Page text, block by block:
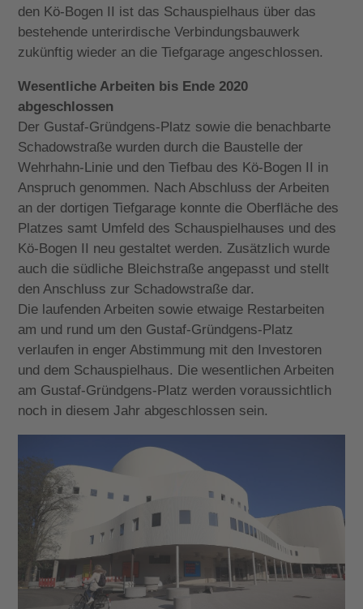
den Kö-Bogen II ist das Schauspielhaus über das
bestehende unterirdische Verbindungsbauwerk
zukünftig wieder an die Tiefgarage angeschlossen.
Wesentliche Arbeiten bis Ende 2020
abgeschlossen
Der Gustaf-Gründgens-Platz sowie die benachbarte
Schadowstraße wurden durch die Baustelle der
Wehrhahn-Linie und den Tiefbau des Kö-Bogen II in
Anspruch genommen. Nach Abschluss der Arbeiten
an der dortigen Tiefgarage konnte die Oberfläche des
Platzes samt Umfeld des Schauspielhauses und des
Kö-Bogen II neu gestaltet werden. Zusätzlich wurde
auch die südliche Bleichstraße angepasst und stellt
den Anschluss zur Schadowstraße dar.
Die laufenden Arbeiten sowie etwaige Restarbeiten
am und rund um den Gustaf-Gründgens-Platz
verlaufen in enger Abstimmung mit den Investoren
und dem Schauspielhaus. Die wesentlichen Arbeiten
am Gustaf-Gründgens-Platz werden voraussichtlich
noch in diesem Jahr abgeschlossen sein.